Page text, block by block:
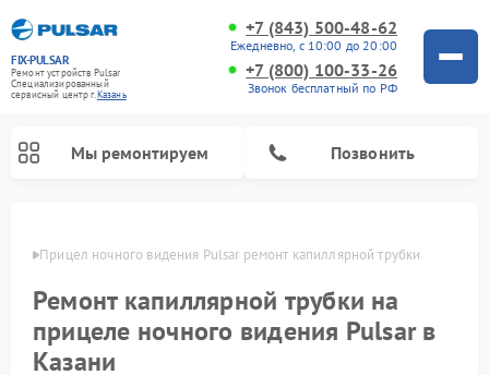
FIX-PULSAR
Ремонт устройств Pulsar
Специализированный
cервисный центр г.Казань
+7 (843) 500-48-62
Ежедневно, с 10:00 до 20:00
+7 (800) 100-33-26
Звонок бесплатный по РФ
Мы ремонтируем Позвонить
Прицел ночного видения Pulsar ремонт капиллярной трубки
Ремонт капиллярной трубки на
прицеле ночного видения Pulsar в
Казани